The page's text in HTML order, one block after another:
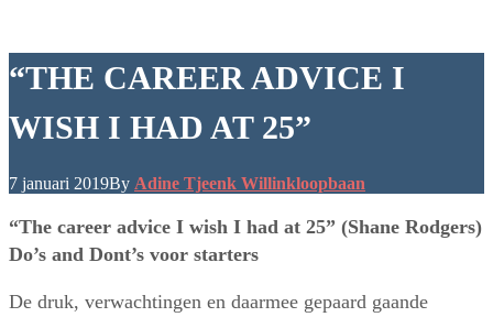
“THE CAREER ADVICE I
WISH I HAD AT 25”
7 januari 2019By Adine Tjeenk Willinkloopbaan
“The career advice I wish I had at 25” (Shane Rodgers)
Do’s and Dont’s voor starters
De druk, verwachtingen en daarmee gepaard gaande